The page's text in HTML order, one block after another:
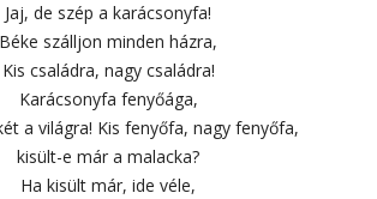
Jaj, de szép a karácsonyfa!
Béke szálljon minden házra,
Kis családra, nagy családra!
Karácsonyfa fenyőága,
a világra! Kis fenyőfa, nagy fenyőfa,
kisült-e már a malacka?
Ha kisült már, ide véle,